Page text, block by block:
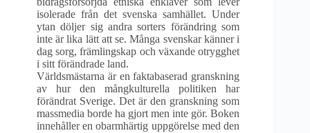
isolerade från det svenska samhället. Under
ytan döljer sig andra sorters förändring som
inte är lika lätt att se. Många svenskar känner i
dag sorg, främlingskap och växande otrygghet
i sitt förändrade land.
Världsmästarna är en faktabaserad granskning
av hur den mångkulturella politiken har
förändrat Sverige. Det är den granskning som
massmedia borde ha gjort men inte gör. Boken
innehåller en obarmhärtig uppgörelse med den